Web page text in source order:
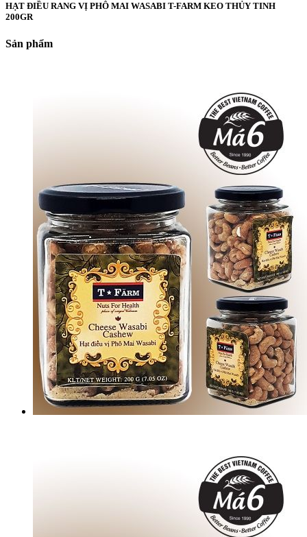
HẠT ĐIỀU RANG VỊ PHÔ MAI WASABI T-FARM KEO THỦY TINH
200GR
Sản phẩm